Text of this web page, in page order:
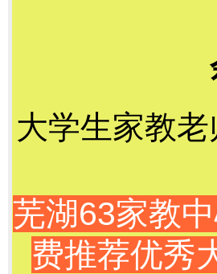
大学生家教
芜湖63家教
费推荐优秀